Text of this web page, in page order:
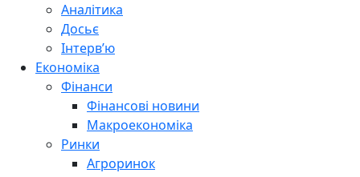
Аналітика
Досьє
Інтерв’ю
Економіка
Фінанси
Фінансові новини
Макроекономіка
Ринки
Агроринок